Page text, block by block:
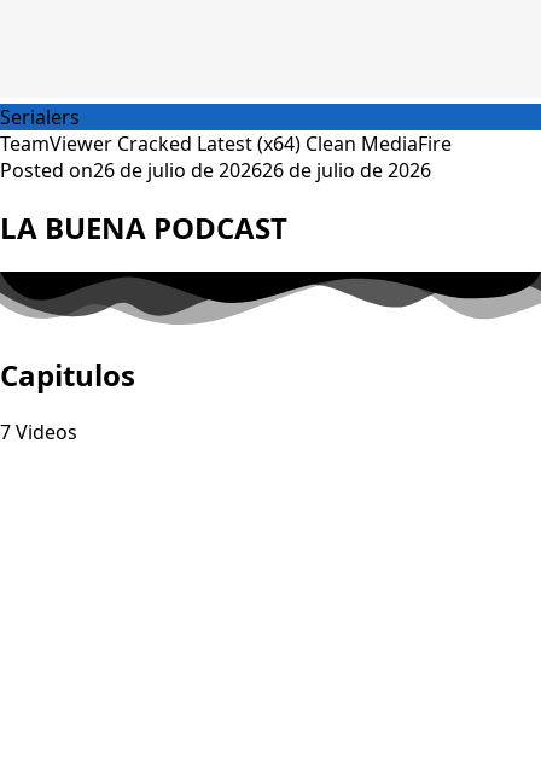
Serialers
TeamViewer Cracked Latest (x64) Clean MediaFire
Posted on26 de julio de 202626 de julio de 2026
LA BUENA PODCAST
Capitulos
7 Videos